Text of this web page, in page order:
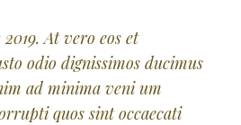
2019. At vero eos et
odio dignissimos ducimus
ad minima veni um
quos sint occaecati